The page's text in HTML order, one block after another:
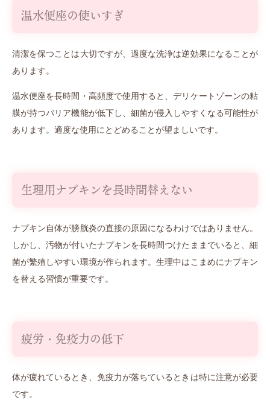
温水便座の使いすぎ
清潔を保つことは大切ですが、過度な洗浄は逆効果になることが
あります。
温水便座を長時間・高頻度で使用すると、デリケートゾーンの粘
膜が持つバリア機能が低下し、細菌が侵入しやすくなる可能性が
あります。適度な使用にとどめることが望ましいです。
生理用ナプキンを長時間替えない
ナプキン自体が膀胱炎の直接の原因になるわけではありません。
しかし、汚物が付いたナプキンを長時間つけたままでいると、細
菌が繁殖しやすい環境が作られます。生理中はこまめにナプキン
を替える習慣が重要です。
疲労・免疫力の低下
体が疲れているとき、免疫力が落ちているときは特に注意が必要
です。